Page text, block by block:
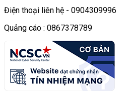
Điện thoại liên hệ - 0904309996
Quảng cáo : 0867378789